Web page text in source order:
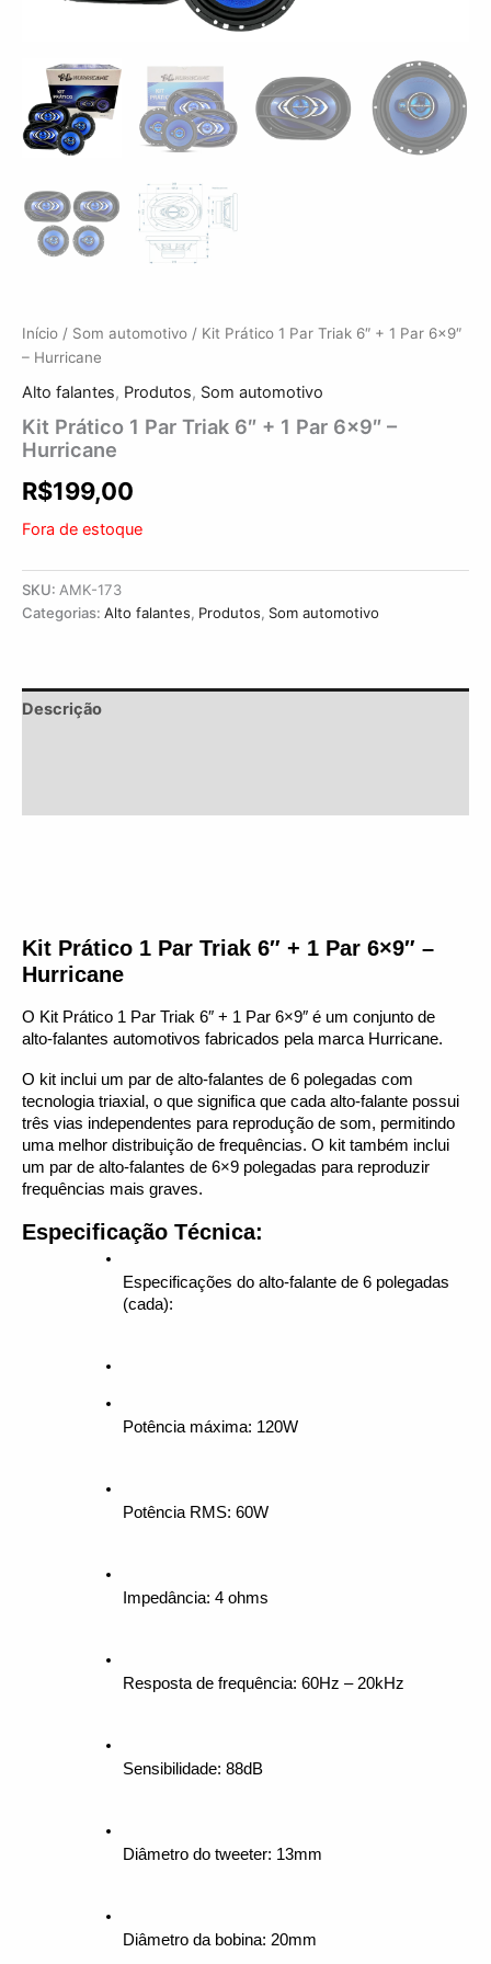
Início / Som automotivo / Kit Prático 1 Par Triak 6″ + 1 Par 6×9″
– Hurricane
Alto falantes, Produtos, Som automotivo
Kit Prático 1 Par Triak 6″ + 1 Par 6×9″ –
Hurricane
R$199,00
Fora de estoque
SKU: AMK-173
Categorias: Alto falantes, Produtos, Som automotivo
Descrição
Kit Prático 1 Par Triak 6″ + 1 Par 6×9″ –
Hurricane
O Kit Prático 1 Par Triak 6″ + 1 Par 6×9″ é um conjunto de
alto-falantes automotivos fabricados pela marca Hurricane.
O kit inclui um par de alto-falantes de 6 polegadas com
tecnologia triaxial, o que significa que cada alto-falante possui
três vias independentes para reprodução de som, permitindo
uma melhor distribuição de frequências. O kit também inclui
um par de alto-falantes de 6×9 polegadas para reproduzir
frequências mais graves.
Especificação Técnica:
Especificações do alto-falante de 6 polegadas
(cada):
Potência máxima: 120W
Potência RMS: 60W
Impedância: 4 ohms
Resposta de frequência: 60Hz – 20kHz
Sensibilidade: 88dB
Diâmetro do tweeter: 13mm
Diâmetro da bobina: 20mm